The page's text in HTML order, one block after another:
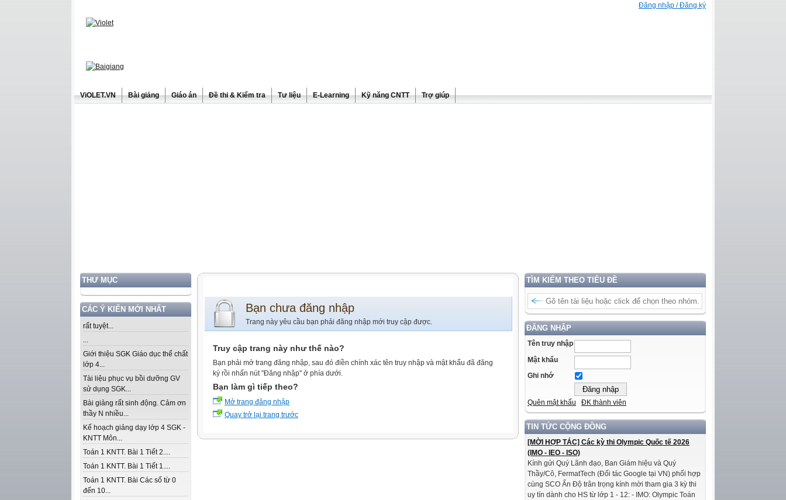
Đăng nhập / Đăng ký
ViOLET.VN Bài giảng Giáo án Đề thi & Kiểm tra Tư liệu E-Learning Kỹ năng CNTT Trợ giúp
THƯ MỤC
CÁC Ý KIẾN MỚI NHẤT
rất tuyệt...
...
Giới thiệu SGK Giáo dục thể chất
lớp 4...
Tài liệu phục vụ bồi dưỡng GV
sử dụng SGK...
Bài giảng rất sinh động. Cảm ơn
thầy N nhiều...
Kế hoạch giảng dạy lớp 4 SGK -
KNTT Môn...
Toán 1 KNTT. Bài 1 Tiết 2....
Toán 1 KNTT. Bài 1 Tiết 1....
Toán 1 KNTT. Bài Các số từ 0
đến 10...
TÌM KIẾM THEO TIÊU ĐỀ
ĐĂNG NHẬP
Tên truy nhập
Mật khẩu
Ghi nhớ
Quên mật khẩu ĐK thành viên
TIN TỨC CỘNG ĐỒNG
[MỜI HỢP TÁC] Các kỳ thi Olympic Quốc tế 2026
(IMO - IEO - ISO)
Kính gửi Quý Lãnh đạo, Ban Giám hiệu và Quý
Thầy/Cô, FermatTech (Đối tác Google tại VN) phối hợp
cùng SCO Ấn Độ trân trọng kính mời tham gia 3 kỳ thi
uy tín dành cho HS từ lớp 1 - 12: - IMO: Olympic Toán
Bạn chưa đăng nhập
Trang này yêu cầu bạn phải đăng nhập mới truy cập được.
Truy cập trang này như thế nào?
Bạn phải mở trang đăng nhập, sau đó điền chính xác tên truy nhập và mật khẩu đã đăng
ký rồi nhấn nút "Đăng nhập" ở phía dưới.
Bạn làm gì tiếp theo?
Mở trang đăng nhập
Quay trở lại trang trước